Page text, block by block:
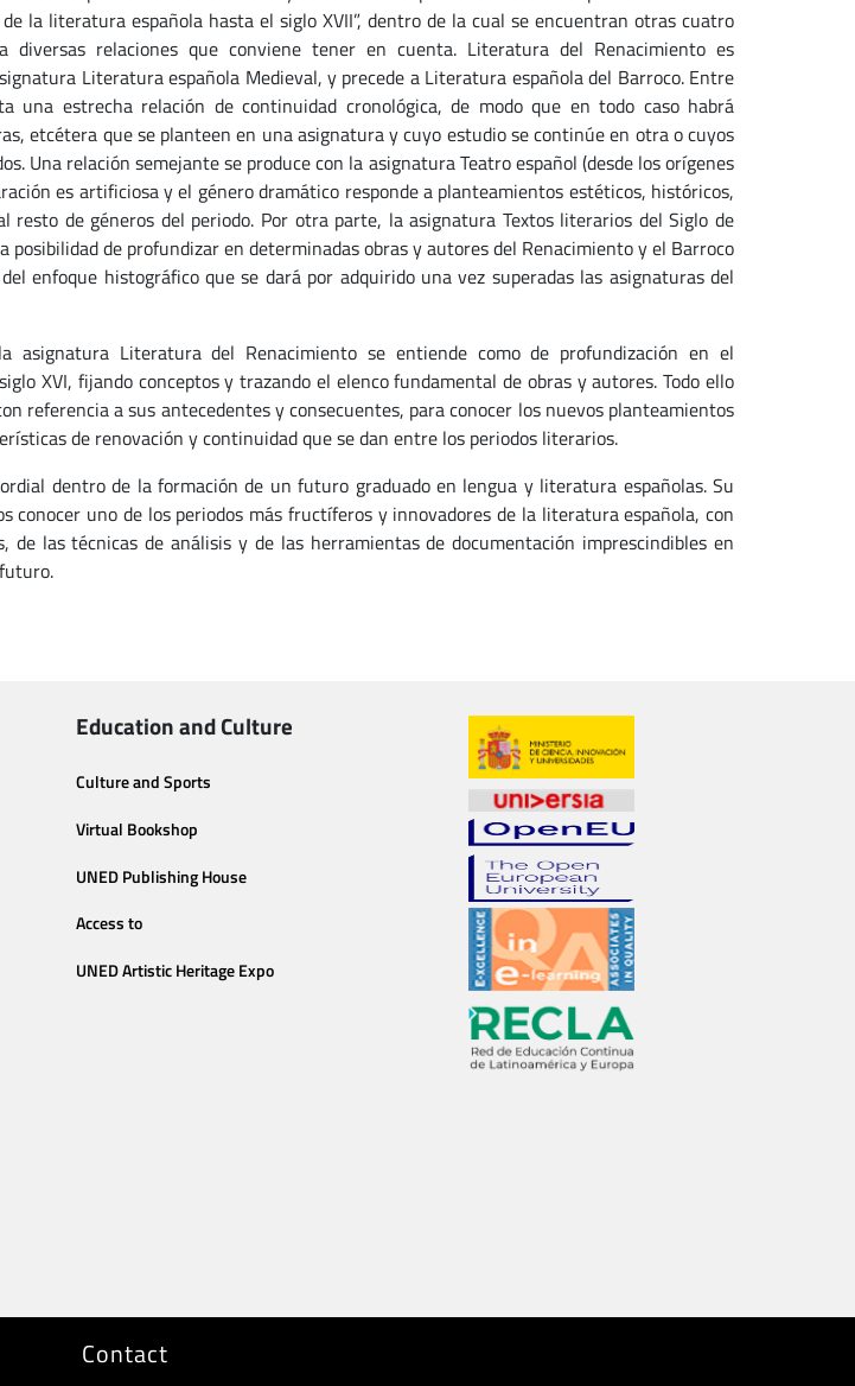
la literatura española hasta el siglo XVII”, dentro de la cual se encuentran otras cuatro
diversas relaciones que conviene tener en cuenta. Literatura del Renacimiento es
Literatura española Medieval, y precede a Literatura española del Barroco. Entre
una estrecha relación de continuidad cronológica, de modo que en todo caso habrá
etcétera que se planteen en una asignatura y cuyo estudio se continúe en otra o cuyos
Una relación semejante se produce con la asignatura Teatro español (desde los orígenes
es artificiosa y el género dramático responde a planteamientos estéticos, históricos,
resto de géneros del periodo. Por otra parte, la asignatura Textos literarios del Siglo de
posibilidad de profundizar en determinadas obras y autores del Renacimiento y el Barroco
enfoque histográfico que se dará por adquirido una vez superadas las asignaturas del
asignatura Literatura del Renacimiento se entiende como de profundización en el
XVI, fijando conceptos y trazando el elenco fundamental de obras y autores. Todo ello
referencia a sus antecedentes y consecuentes, para conocer los nuevos planteamientos
de renovación y continuidad que se dan entre los periodos literarios.
dentro de la formación de un futuro graduado en lengua y literatura españolas. Su
conocer uno de los periodos más fructíferos y innovadores de la literatura española, con
de las técnicas de análisis y de las herramientas de documentación imprescindibles en
Education and Culture
Culture and Sports
Virtual Bookshop
UNED Publishing House
Access to
UNED Artistic Heritage Expo
Contact